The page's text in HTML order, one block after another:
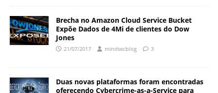
Brecha no Amazon Cloud Service Bucket
Expõe Dados de 4Mi de clientes do Dow
Jones
21/07/2017 mindsecblog 3
Duas novas plataformas foram encontradas
oferecendo Cybercrime-as-a-Service para